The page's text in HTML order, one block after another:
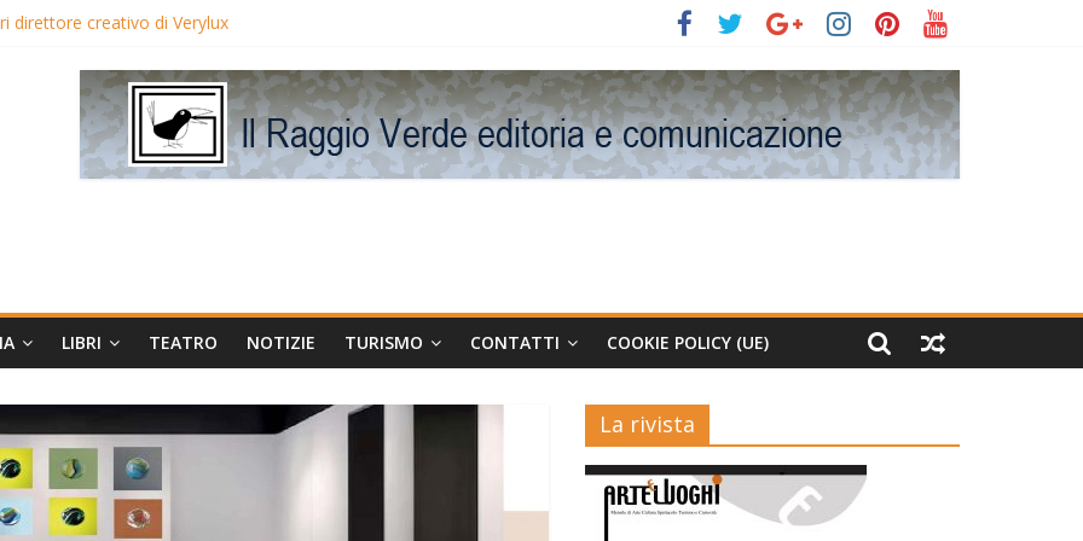
direttore creativo di Verylux
Edwards in proiezione per i LunedìLùmière
la regista Liliana Cavani e Tomas Milian
Avis
LIBRI TEATRO NOTIZIE TURISMO CONTATTI COOKIE POLICY (UE)
La rivista